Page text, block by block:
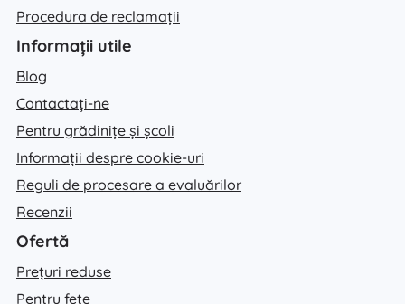
Procedura de reclamații
Informații utile
Blog
Contactați-ne
Pentru grădinițe și școli
Informații despre cookie-uri
Reguli de procesare a evaluărilor
Recenzii
Ofertă
Prețuri reduse
Pentru fete